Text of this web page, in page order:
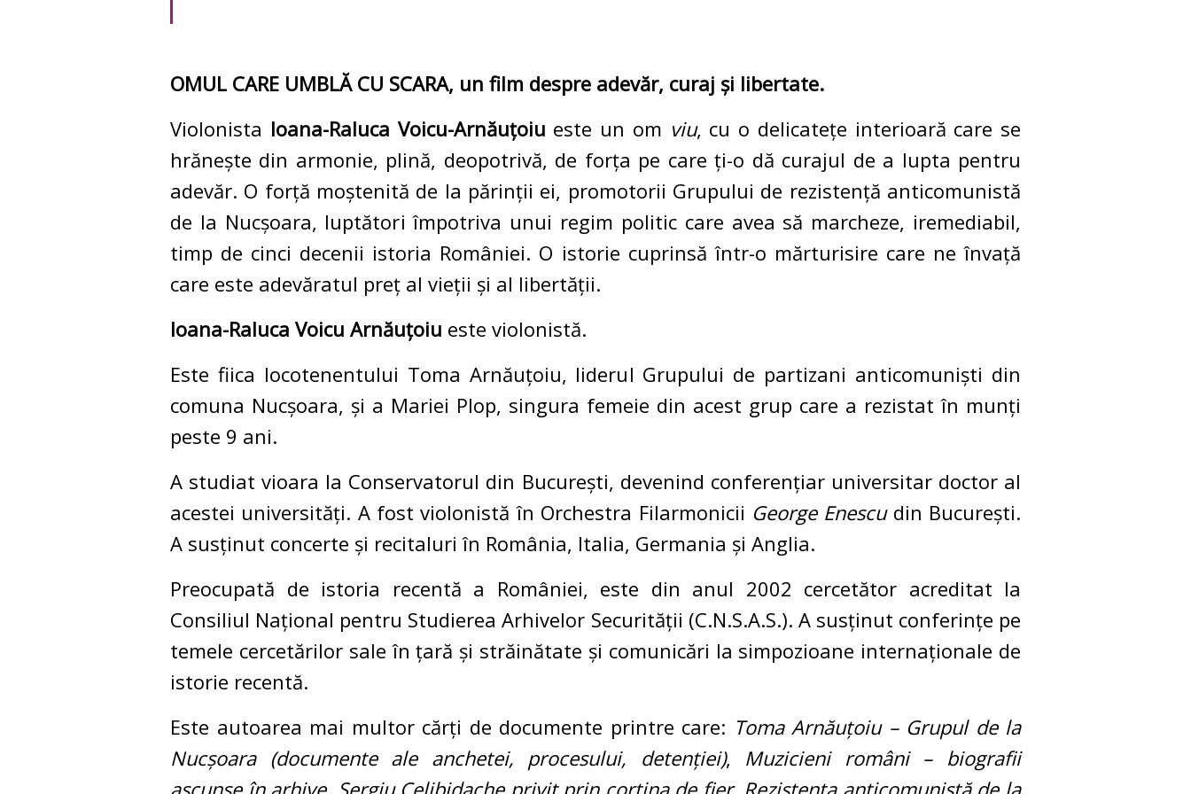
OMUL CARE UMBLĂ CU SCARA, un film despre adevăr, curaj și libertate.
Violonista Ioana-Raluca Voicu-Arnăuțoiu este un om viu, cu o delicatețe interioară care se
hrănește din armonie, plină, deopotrivă, de forța pe care ți-o dă curajul de a lupta pentru
adevăr. O forță moștenită de la părinții ei, promotorii Grupului de rezistență anticomunistă
de la Nucșoara, luptători împotriva unui regim politic care avea să marcheze, iremediabil,
timp de cinci decenii istoria României. O istorie cuprinsă într-o mărturisire care ne învață
care este adevăratul preț al vieții și al libertății.
Ioana-Raluca Voicu Arnăuțoiu este violonistă.
Este fiica locotenentului Toma Arnăuțoiu, liderul Grupului de partizani anticomuniști din
comuna Nucșoara, și a Mariei Plop, singura femeie din acest grup care a rezistat în munți
peste 9 ani.
A studiat vioara la Conservatorul din București, devenind conferențiar universitar doctor al
acestei universități. A fost violonistă în Orchestra Filarmonicii George Enescudin București.
A susținut concerte și recitaluri în România, Italia, Germania și Anglia.
Preocupată de istoria recentă a României, este din anul 2002 cercetător acreditat la
Consiliul Național pentru Studierea Arhivelor Securității (C.N.S.A.S.). A susținut conferințe pe
temele cercetărilor sale în țară și străinătate și comunicări la simpozioane internaționale de
istorie recentă.
Este autoarea mai multor cărți de documente printre care: Toma Arnăuțoiu – Grupul de la
Nucșoara (documente ale anchetei, procesului, detenției), Muzicieni români – biografii
ascunse în arhive, Sergiu Celibidache privit prin cortina de fier, Rezistența anticomunistă de la